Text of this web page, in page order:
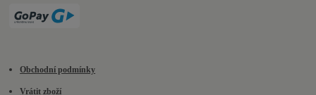
Obchodní podmínky
Vrátit zboží